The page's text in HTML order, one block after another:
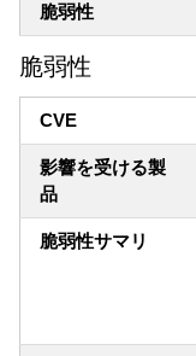
脆弱性
脆弱性
CVE
影響を受ける製
品
脆弱性サマリ